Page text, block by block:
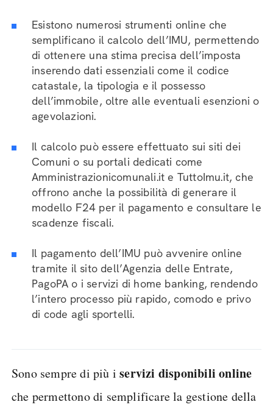
Esistono numerosi strumenti online che
semplificano il calcolo dell’IMU, permettendo
di ottenere una stima precisa dell’imposta
inserendo dati essenziali come il codice
catastale, la tipologia e il possesso
dell’immobile, oltre alle eventuali esenzioni o
agevolazioni.
Il calcolo può essere effettuato sui siti dei
Comuni o su portali dedicati come
Amministrazionicomunali.it e TuttoImu.it, che
offrono anche la possibilità di generare il
modello F24 per il pagamento e consultare le
scadenze fiscali.
Il pagamento dell’IMU può avvenire online
tramite il sito dell’Agenzia delle Entrate,
PagoPA o i servizi di home banking, rendendo
l’intero processo più rapido, comodo e privo
di code agli sportelli.
Sono sempre di più iservizi disponibili online
che permettono di semplificare la gestione della